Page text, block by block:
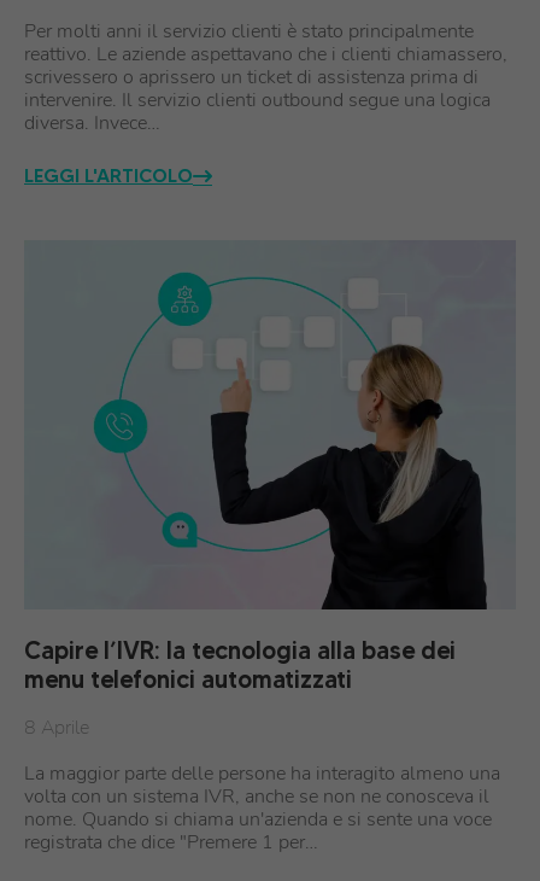
Per molti anni il servizio clienti è stato principalmente
reattivo. Le aziende aspettavano che i clienti chiamassero,
scrivessero o aprissero un ticket di assistenza prima di
intervenire. Il servizio clienti outbound segue una logica
diversa. Invece…
LEGGI L'ARTICOLO
Capire l’IVR: la tecnologia alla base dei
menu telefonici automatizzati
8 Aprile
La maggior parte delle persone ha interagito almeno una
volta con un sistema IVR, anche se non ne conosceva il
nome. Quando si chiama un'azienda e si sente una voce
registrata che dice "Premere 1 per…